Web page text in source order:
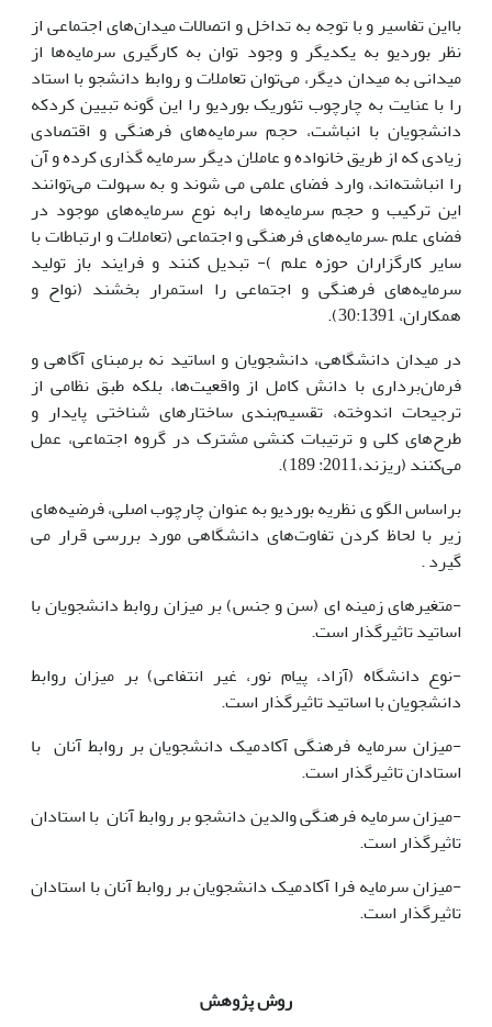
بااین تفاسیر و با توجه به تداخل و اتصالات میدان‌های اجتماعی از
نظر بوردیو به یکدیگر و وجود توان به کارگیری سرمایه‌ها از
میدانی به میدان دیگر، می‌توان تعاملات و روابط دانشجو با استاد
را با عنایت به چارچوب تئوریک بوردیو را این گونه تبیین کردکه
دانشجویان با انباشت، حجم سرمایه‌های فرهنگی و اقتصادی
زیادی که از طریق خانواده و عاملان دیگر سرمایه گذاری کرده و آن
را انباشته‌اند، وارد فضای علمی می شوند و به سهولت می‌توانند
این ترکیب و حجم سرمایه‌ها رابه نوع سرمایه‌های موجود در
فضای علم –سرمایه‌های فرهنگی و اجتماعی (تعاملات و ارتباطات با
سایر کارگزاران حوزه علم )- تبدیل کنند و فرایند باز تولید
سرمایه‌های فرهنگی و اجتماعی را استمرار بخشند (نواح و
همکاران، 30:1391).
در میدان دانشگاهی، دانشجویان و اساتید نه برمبنای آگاهی و
فرمان‌برداری با دانش کامل از واقعیت‌ها، بلکه طبق نظامی از
ترجیحات اندوخته، تقسیم‌بندی ساختارهای شناختی پایدار و
طرح‌های کلی و ترتیبات کنشی مشترک در گروه اجتماعی، عمل
می‌کنند (ریزند،2011: 189).
براساس الگو ی نظریه بوردیو به عنوان چارچوب اصلی، فرضیه‌های
زیر با لحاظ کردن تفاوت‌های دانشگاهی مورد بررسی قرار می
گیرد .
-متغیرهای زمینه ای (سن و جنس) بر میزان روابط دانشجویان با
اساتید تاثیرگذار است.
-نوع دانشگاه (آزاد، پیام نور، غیر انتفاعی) بر میزان روابط
دانشجویان با اساتید تاثیرگذار است.
-میزان سرمایه فرهنگی آکادمیک دانشجویان بر روابط آنان با
استادان تاثیرگذار است.
-میزان سرمایه فرهنگی والدین دانشجو بر روابط آنان با استادان
تاثیرگذار است.
-میزان سرمایه فرا آکادمیک دانشجویان بر روابط آنان با استادان
تاثیرگذار است.
روش پژوهش